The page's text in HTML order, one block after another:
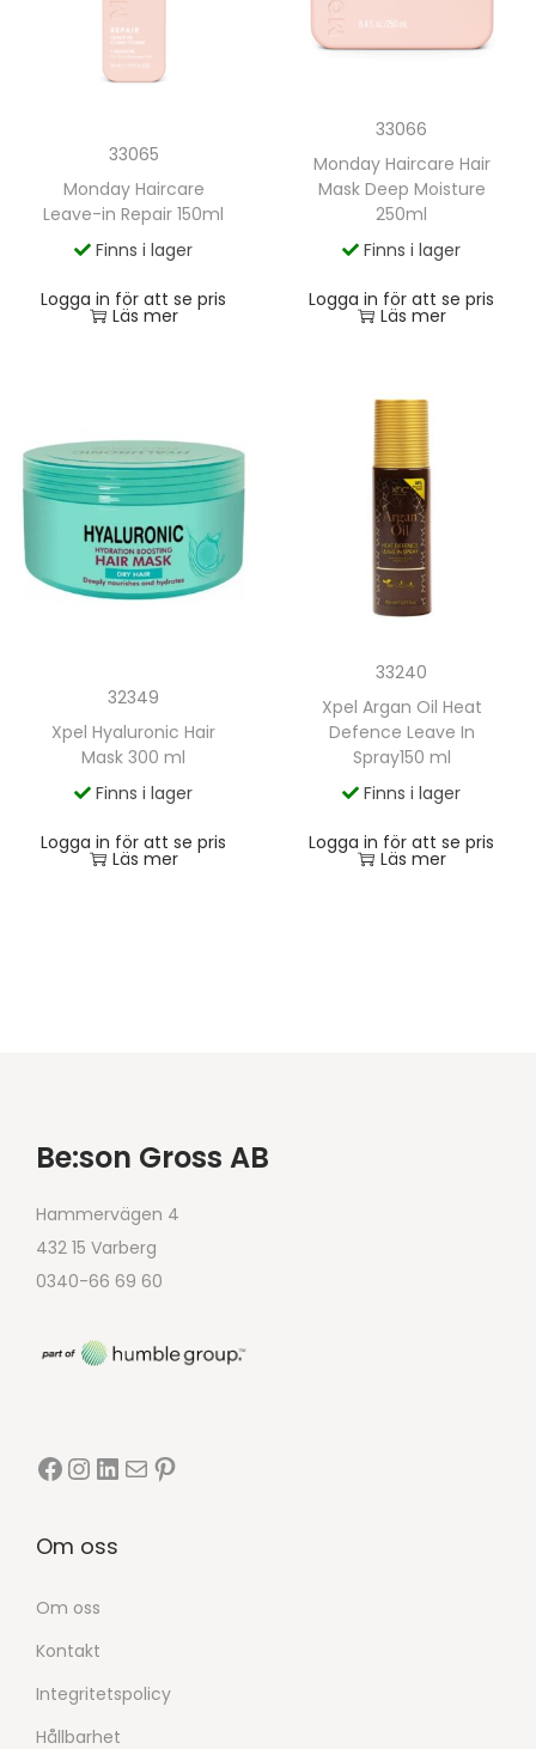
33065
Monday Haircare
Leave-in Repair 150ml
Finns i lager
Logga in för att se pris
Läs mer
33066
Monday Haircare Hair
Mask Deep Moisture
250ml
Finns i lager
Logga in för att se pris
Läs mer
32349
Xpel Hyaluronic Hair
Mask 300 ml
Finns i lager
Logga in för att se pris
Läs mer
33240
Xpel Argan Oil Heat
Defence Leave In
Spray150 ml
Finns i lager
Logga in för att se pris
Läs mer
Be:son Gross AB
Hammervägen 4
432 15 Varberg
0340-66 69 60
Om oss
Om oss
Kontakt
Integritetspolicy
Hållbarhet